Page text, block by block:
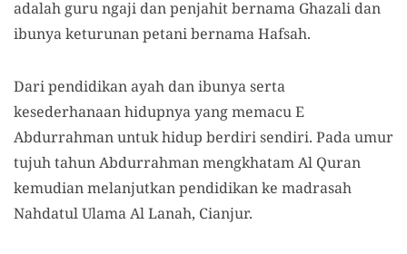
adalah guru ngaji dan penjahit bernama Ghazali dan
ibunya keturunan petani bernama Hafsah.
Dari pendidikan ayah dan ibunya serta
kesederhanaan hidupnya yang memacu E
Abdurrahman untuk hidup berdiri sendiri. Pada umur
tujuh tahun Abdurrahman mengkhatam Al Quran
kemudian melanjutkan pendidikan ke madrasah
Nahdatul Ulama Al Lanah, Cianjur.